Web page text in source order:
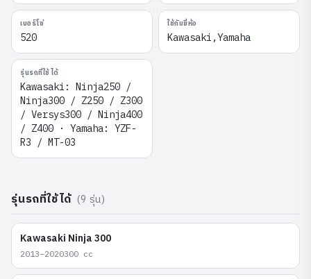
เบอร์โซ่
520
ใช้กับยี่ห้อ
Kawasaki,Yamaha
รุ่นรถที่ใช้ได้
Kawasaki: Ninja250 /
Ninja300 / Z250 / Z300
/ Versys300 / Ninja400
/ Z400 · Yamaha: YZF-
R3 / MT-03
รุ่นรถที่ใช้ได้ (9 รุ่น)
Kawasaki Ninja 300
2013–2020300 cc